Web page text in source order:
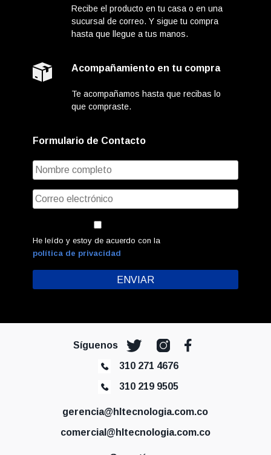
Recibe el producto en tu casa o en una
sucursal de correo. Y sigue tu compra
hasta que llegue a tus manos.
Acompañamiento en tu compra
Te acompañamos hasta que recibas lo
que compraste.
Formulario de Contacto
He leído y estoy de acuerdo con la
política de privacidad
Síguenos
310 271 4676
310 219 9505
gerencia@hltecnologia.com.co
comercial@hltecnologia.com.co